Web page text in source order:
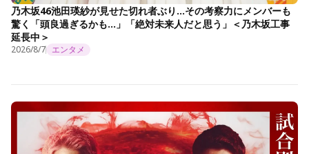
乃木坂46池田瑛紗が見せた切れ者ぶり…その考察力にメンバーも
驚く「頭良過ぎるかも…」「絶対未来人だと思う」＜乃木坂工事
延長中＞
2026/8/7 エンタメ